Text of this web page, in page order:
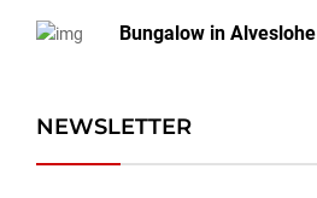
Bungalow in Alveslohe
NEWSLETTER